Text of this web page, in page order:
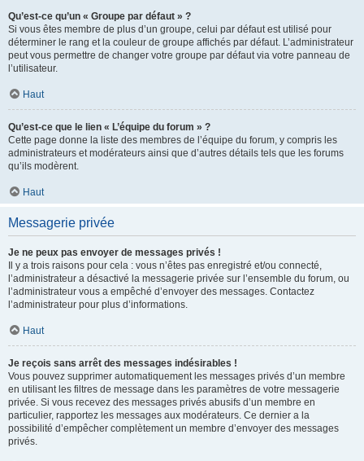
Qu’est-ce qu’un « Groupe par défaut » ?
Si vous êtes membre de plus d’un groupe, celui par défaut est utilisé pour
déterminer le rang et la couleur de groupe affichés par défaut. L’administrateur
peut vous permettre de changer votre groupe par défaut via votre panneau de
l’utilisateur.
Haut
Qu’est-ce que le lien « L’équipe du forum » ?
Cette page donne la liste des membres de l’équipe du forum, y compris les
administrateurs et modérateurs ainsi que d’autres détails tels que les forums
qu’ils modèrent.
Haut
Messagerie privée
Je ne peux pas envoyer de messages privés !
Il y a trois raisons pour cela : vous n’êtes pas enregistré et/ou connecté,
l’administrateur a désactivé la messagerie privée sur l’ensemble du forum, ou
l’administrateur vous a empêché d’envoyer des messages. Contactez
l’administrateur pour plus d’informations.
Haut
Je reçois sans arrêt des messages indésirables !
Vous pouvez supprimer automatiquement les messages privés d’un membre
en utilisant les filtres de message dans les paramètres de votre messagerie
privée. Si vous recevez des messages privés abusifs d’un membre en
particulier, rapportez les messages aux modérateurs. Ce dernier a la
possibilité d’empêcher complètement un membre d’envoyer des messages
privés.